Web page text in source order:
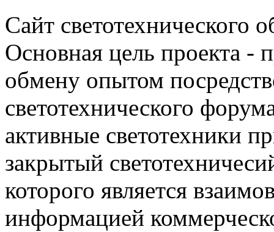
Сайт светотехнического
Основная цель проекта -
обмену опытом
светотехнического
активные светотехники
закрытый
которого является
информацией